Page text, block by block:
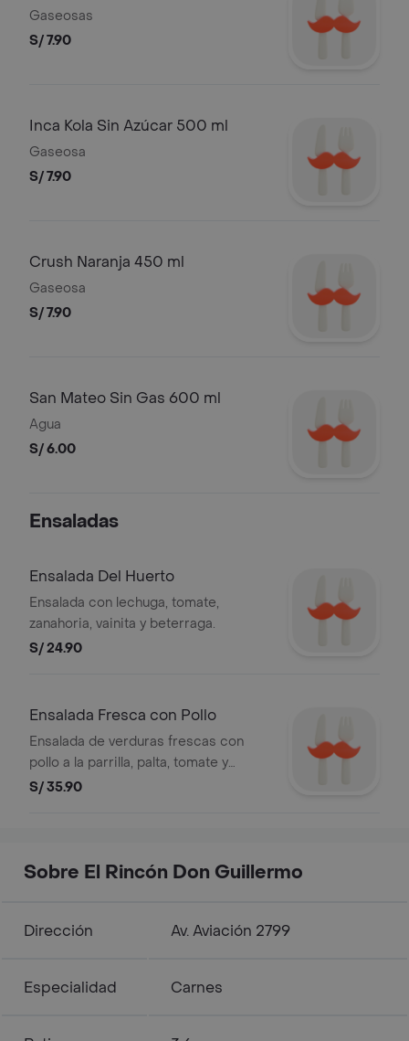
Gaseosas
S/ 7.90
Inca Kola Sin Azúcar 500 ml
Gaseosa
S/ 7.90
Crush Naranja 450 ml
Gaseosa
S/ 7.90
San Mateo Sin Gas 600 ml
Agua
S/ 6.00
Ensaladas
Ensalada Del Huerto
Ensalada con lechuga, tomate,
zanahoria, vainita y beterraga.
S/ 24.90
Ensalada Fresca con Pollo
Ensalada de verduras frescas con
pollo a la parrilla, palta, tomate y
choclo.
S/ 35.90
Sobre El Rincón Don Guillermo
Dirección Av. Aviación 2799
Especialidad Carnes